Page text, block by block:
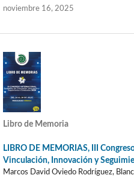
noviembre 16, 2025
Libro de Memoria
LIBRO DE MEMORIAS, III
Vinculación, Innovación y
Marcos David Oviedo Rodríguez,